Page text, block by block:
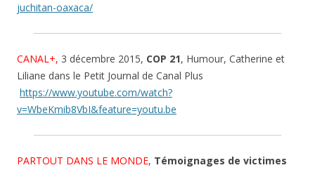
juchitan-oaxaca/
CANAL+, 3 décembre 2015, COP 21, Humour, Catherine et
Liliane dans le Petit Journal de Canal Plus
https://www.youtube.com/watch?
v=WbeKmib8VbI&feature=youtu.be
PARTOUT DANS LE MONDE, Témoignages de victimes